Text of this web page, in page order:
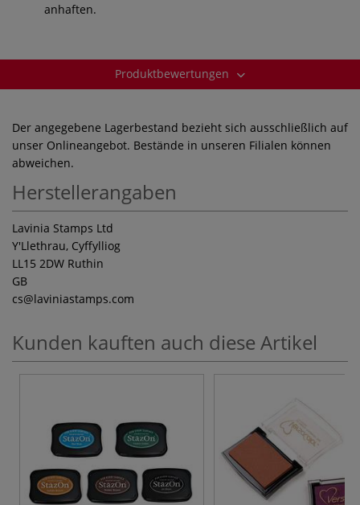
anhaften.
Produktbewertungen
Der angegebene Lagerbestand bezieht sich ausschließlich auf
unser Onlineangebot. Bestände in unseren Filialen können
abweichen.
Herstellerangaben
Lavinia Stamps Ltd
Y'Llethrau, Cyffylliog
LL15 2DW Ruthin
GB
cs@laviniastamps.com
Kunden kauften auch diese Artikel